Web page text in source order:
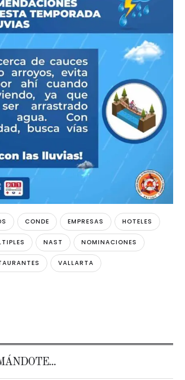
CONDE EMPRESAS HOTELES
NAST NOMINACIONES
VALLARTA